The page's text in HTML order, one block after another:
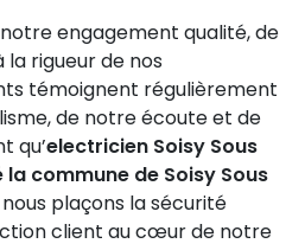
engagement qualité, de
la rigueur de nos
témoignent régulièrement
de notre écoute et de
qu’electricien Soisy Sous
commune de Soisy Sous
nous plaçons la sécurité
client au cœur de notre